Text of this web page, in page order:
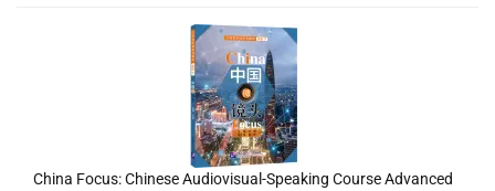
China Focus: Chinese Audiovisual-Speaking Course Advanced